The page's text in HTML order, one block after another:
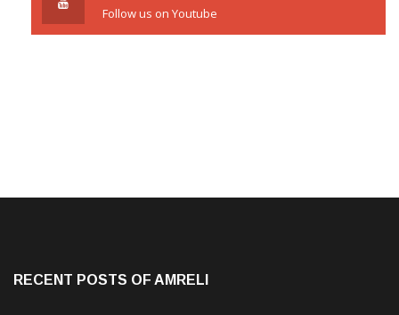
Follow us on Youtube
RECENT POSTS OF AMRELI